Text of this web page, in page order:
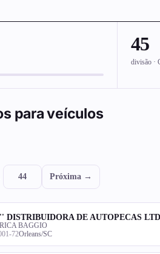
45
divisão ·
para veículos
44 Próxima →
DISTRIBUIDORA DE AUTOPECAS
BAGGIO
72Orleans/SC